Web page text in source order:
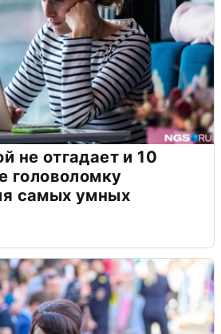
не отгадает и 10
головоломку
самых умных